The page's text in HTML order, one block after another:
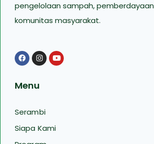
pengelolaan sampah, pemberdayaan
komunitas masyarakat.
Menu
Serambi
Siapa Kami